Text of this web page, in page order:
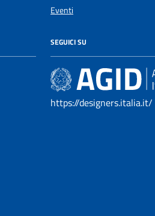
Eventi
SEGUICI SU
https://designers.italia.it/